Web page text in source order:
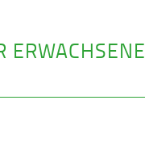
ERWACHSENE